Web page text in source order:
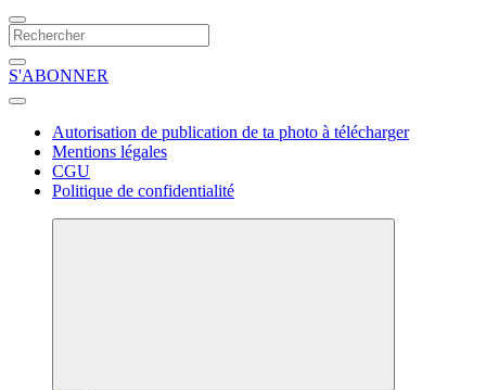
S'ABONNER
Autorisation de publication de ta photo à télécharger
Mentions légales
CGU
Politique de confidentialité